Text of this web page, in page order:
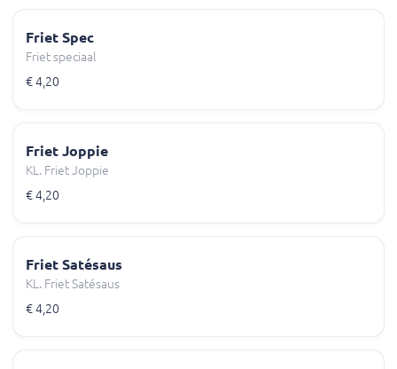
Friet Spec
Friet speciaal
€ 4,20
Friet Joppie
KL. Friet Joppie
€ 4,20
Friet Satésaus
KL. Friet Satésaus
€ 4,20